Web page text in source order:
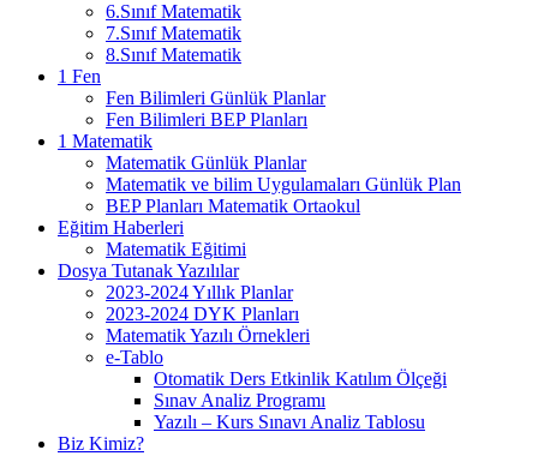
6.Sınıf Matematik
7.Sınıf Matematik
8.Sınıf Matematik
1 Fen
Fen Bilimleri Günlük Planlar
Fen Bilimleri BEP Planları
1 Matematik
Matematik Günlük Planlar
Matematik ve bilim Uygulamaları Günlük Plan
BEP Planları Matematik Ortaokul
Eğitim Haberleri
Matematik Eğitimi
Dosya Tutanak Yazılılar
2023-2024 Yıllık Planlar
2023-2024 DYK Planları
Matematik Yazılı Örnekleri
e-Tablo
Otomatik Ders Etkinlik Katılım Ölçeği
Sınav Analiz Programı
Yazılı – Kurs Sınavı Analiz Tablosu
Biz Kimiz?